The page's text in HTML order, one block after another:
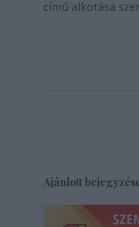
című alkotása
Ajánlott